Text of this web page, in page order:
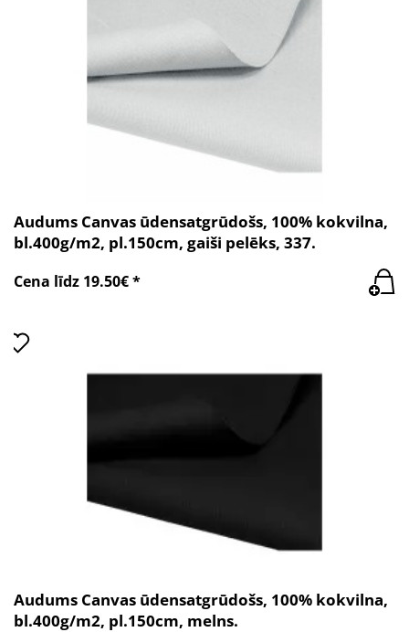
Audums Canvas ūdensatgrūdošs, 100% kokvilna,
bl.400g/m2, pl.150cm, gaiši pelēks, 337.
Cena līdz 19.50€ *
Audums Canvas ūdensatgrūdošs, 100% kokvilna,
bl.400g/m2, pl.150cm, melns.